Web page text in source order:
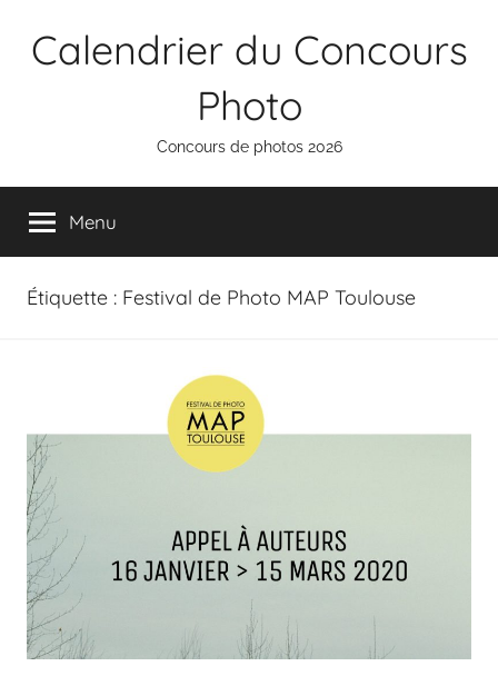
Calendrier du Concours
Photo
Concours de photos 2026
Menu
Étiquette : Festival de Photo MAP Toulouse